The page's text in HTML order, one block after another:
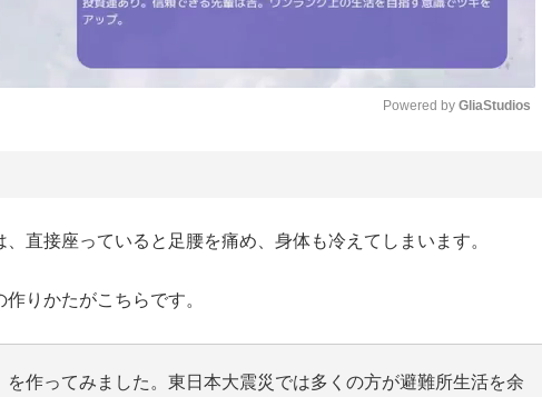
Powered by GliaStudios
直接座っていると足腰を痛め、身体も冷えてしまいます。
りかたがこちらです。
を作ってみました。東日本大震災では多くの方が避難所生活を余